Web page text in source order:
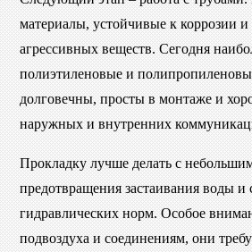
материалы, устойчивые к коррозии
агрессивных веществ. Сегодня
полиэтиленовые и
долговечны, просты в монтаже и
наружных и внутренних
Прокладку лучше делать с
предотвращения застаивания воды и
гидравлических норм. Особое
подвоздуха и соединениям, они